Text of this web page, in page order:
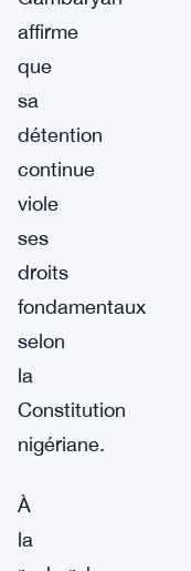
affirme
que
sa
détention
continue
viole
ses
droits
fondamentaux
selon
la
Constitution
nigériane.
À
la